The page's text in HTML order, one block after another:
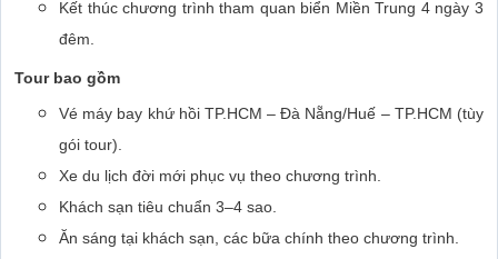
Kết thúc chương trình tham quan biển Miền Trung 4 ngày 3
đêm.
Tour bao gồm
Vé máy bay khứ hồi TP.HCM – Đà Nẵng/Huế – TP.HCM (tùy
gói tour).
Xe du lịch đời mới phục vụ theo chương trình.
Khách sạn tiêu chuẩn 3–4 sao.
Ăn sáng tại khách sạn, các bữa chính theo chương trình.